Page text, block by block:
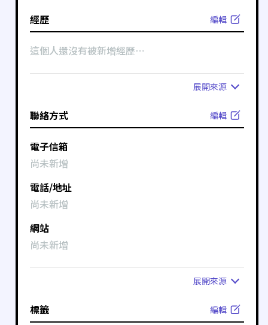
經歷 編輯
這個人還沒有被新增經歷⋯
展開來源
聯絡方式 編輯
電子信箱
尚未新增
電話/地址
尚未新增
網站
尚未新增
展開來源
標籤 編輯